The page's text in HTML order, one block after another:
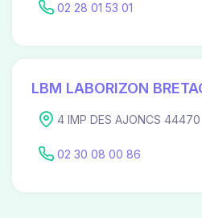
02 28 01 53 01
LBM LABORIZON
4 IMP DES AJONCS
02 30 08 00 86